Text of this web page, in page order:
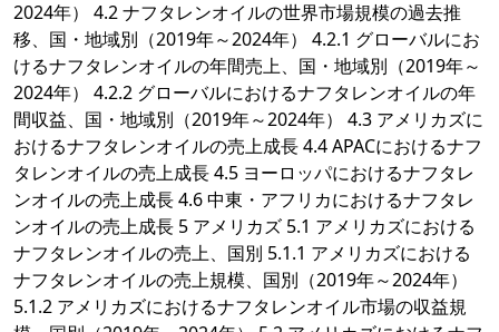
2024年） 4.2 ナフタレンオイルの世界市場規模の過去推
移、国・地域別（2019年～2024年） 4.2.1 グローバルにお
けるナフタレンオイルの年間売上、国・地域別（2019年～
2024年） 4.2.2 グローバルにおけるナフタレンオイルの年
間収益、国・地域別（2019年～2024年） 4.3 アメリカズに
おけるナフタレンオイルの売上成長 4.4 APACにおけるナフ
タレンオイルの売上成長 4.5 ヨーロッパにおけるナフタレ
ンオイルの売上成長 4.6 中東・アフリカにおけるナフタレ
ンオイルの売上成長 5 アメリカズ 5.1 アメリカズにおける
ナフタレンオイルの売上、国別 5.1.1 アメリカズにおける
ナフタレンオイルの売上規模、国別（2019年～2024年）
5.1.2 アメリカズにおけるナフタレンオイル市場の収益規